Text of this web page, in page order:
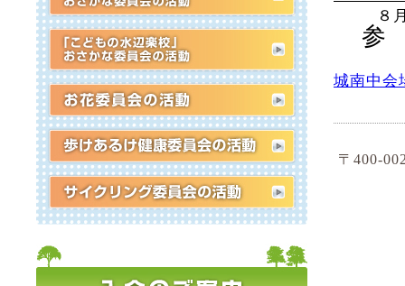
８
参
城南中会
〒400-